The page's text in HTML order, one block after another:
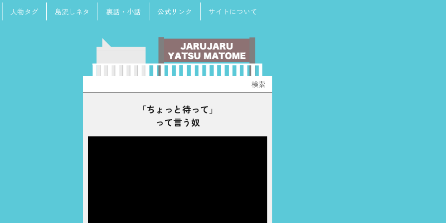
人物タグ 島流しネタ 裏話・小話 公式リンク サイトについて
索:
「ちょっと待って」
って言う奴